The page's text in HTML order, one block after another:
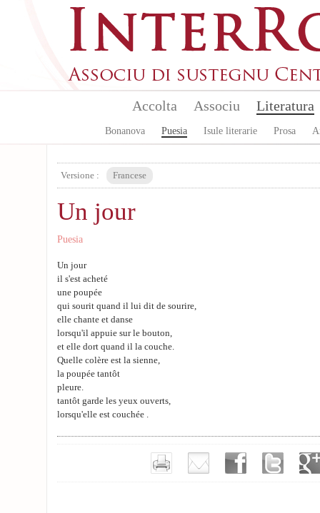
Accolta Associu Literatura
Bonanova Puesia Isule literarie Prosa
Versione : Francese
Un jour
Puesia
Un jour
il s'est acheté
une poupée
qui sourit quand il lui dit de sourire,
elle chante et danse
lorsqu'il appuie sur le bouton,
et elle dort quand il la couche.
Quelle colère est la sienne,
la poupée tantôt
pleure.
tantôt garde les yeux ouverts,
lorsqu'elle est couchée .